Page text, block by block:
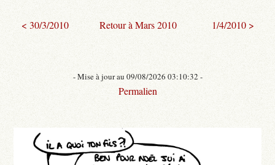
< 30/3/2010 Retour à Mars 2010 1/4/2010 >
- Mise à jour au 09/08/2026 03:10:32 -
Permalien